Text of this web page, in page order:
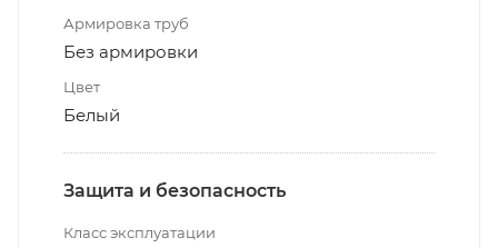
Армировка труб
Без армировки
Цвет
Белый
Защита и безопасность
Класс эксплуатации